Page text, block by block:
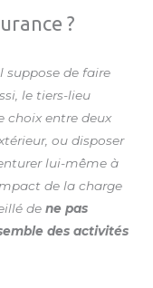
?
suppose de faire
le tiers-lieu
choix entre deux
ou disposer
lui-même à
de la charge
de ne pas
des activités